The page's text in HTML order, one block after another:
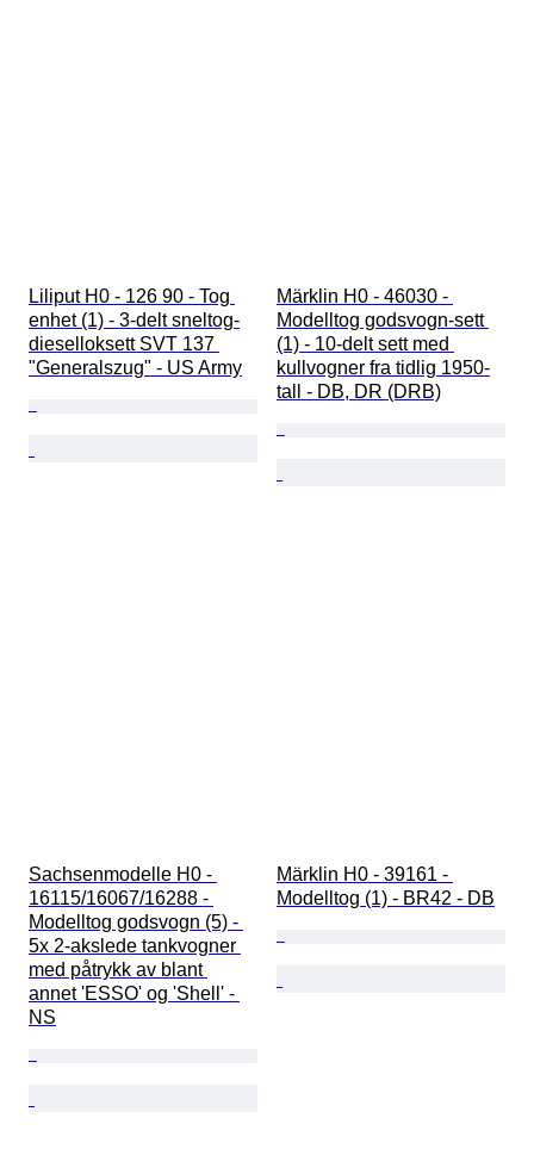
Liliput H0 - 126 90 - Tog
enhet (1) - 3-delt sneltog-
dieselloksett SVT 137
"Generalszug" - US Army
Märklin H0 - 46030 -
Modelltog godsvogn-sett
(1) - 10-delt sett med
kullvogner fra tidlig 1950-
tall - DB, DR (DRB)
Sachsenmodelle H0 -
16115/16067/16288 -
Modelltog godsvogn (5) -
5x 2-akslede tankvogner
med påtrykk av blant
annet 'ESSO' og 'Shell' -
NS
Märklin H0 - 39161 -
Modelltog (1) - BR42 - DB